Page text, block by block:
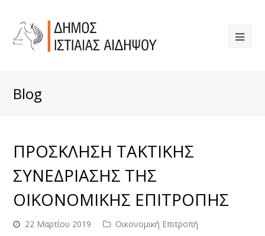
Blog
ΠΡΟΣΚΛΗΣΗ ΤΑΚΤΙΚΗΣ
ΣΥΝΕΔΡΙΑΣΗΣ ΤΗΣ
ΟΙΚΟΝΟΜΙΚΗΣ ΕΠΙΤΡΟΠΗΣ
22 Μαρτίου 2019 Οικονομική Επιτροπή